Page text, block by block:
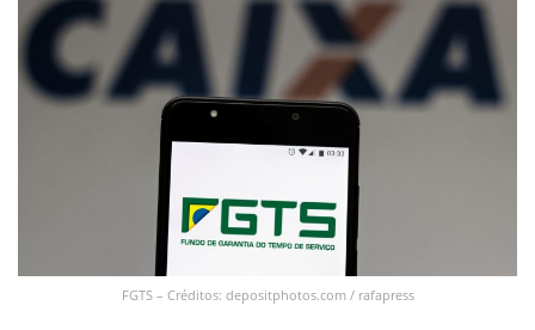
FGTS – Créditos: depositphotos.com / rafapress